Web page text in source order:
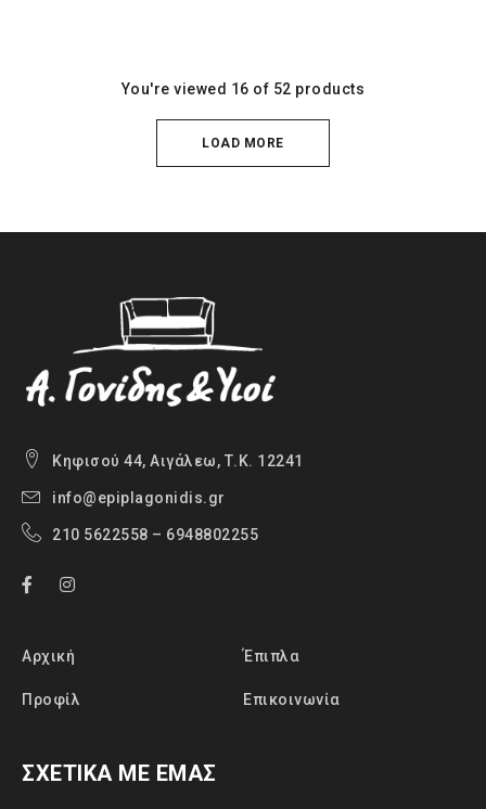
LOAD MORE
You're viewed 16 of 52 products
Κηφισού 44, Αιγάλεω, Τ.Κ. 12241
info@epiplagonidis.gr
210 5622558 – 6948802255
Αρχική Έπιπλα
Προφίλ Επικοινωνία
ΣΧΕΤΙΚΑ ΜΕ ΕΜΑΣ